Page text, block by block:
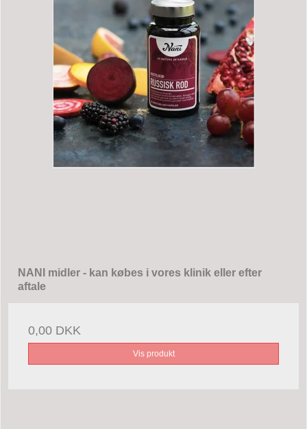
NANI midler - kan købes i vores klinik eller efter
aftale
0,00 DKK
Vis produkt